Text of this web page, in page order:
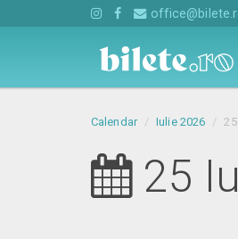
Calendar Iulie 2026 25
25